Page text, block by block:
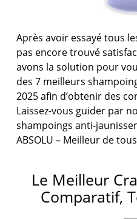
Après avoir essayé tous
pas encore trouvé
avons la solution pour
des 7 meilleurs
2025 afin d’obtenir des
Laissez-vous guider par
shampoings anti-
ABSOLU – Meilleur de
Le Meilleur
Comparatif,